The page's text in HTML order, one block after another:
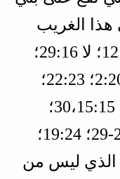
هذا الغريب
خر 12‏:49؛ 20‏:10؛ 23‏:12؛ لا 16‏:29؛
17‏:10‏،15؛ 19‏:10‏،34؛ 20‏:2؛ 23‏:22؛
24‏:22؛ 25‏:6؛ عد 9‏:14؛ 15‏:15‏،30؛
19‏:10؛ تث 5‏:14؛ 14‏:28‏-29؛ 24‏:19؛
ليس من